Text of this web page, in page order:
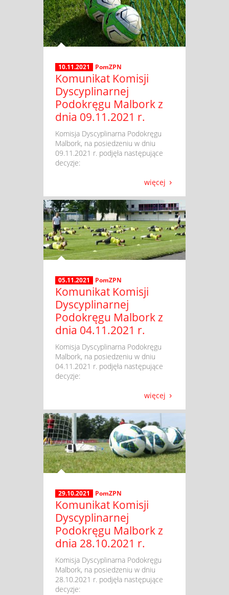
10.11.2021 PomZPN
Komunikat Komisji
Dyscyplinarnej
Podokręgu Malbork z
dnia 09.11.2021 r.
​ Komisja Dyscyplinarna Podokręgu
Malbork, na posiedzeniu w dniu
09.11.2021 r. podjęła następujące
decyzje:
więcej
05.11.2021 PomZPN
Komunikat Komisji
Dyscyplinarnej
Podokręgu Malbork z
dnia 04.11.2021 r.
​ Komisja Dyscyplinarna Podokręgu
Malbork, na posiedzeniu w dniu
04.11.2021 r. podjęła następujące
decyzje:
więcej
29.10.2021 PomZPN
Komunikat Komisji
Dyscyplinarnej
Podokręgu Malbork z
dnia 28.10.2021 r.
​ Komisja Dyscyplinarna Podokręgu
Malbork, na posiedzeniu w dniu
28.10.2021 r. podjęła następujące
decyzje: